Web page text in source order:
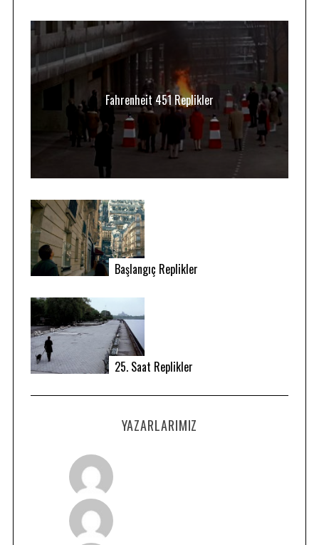
Fahrenheit 451 Replikler
Başlangıç Replikler
25. Saat Replikler
YAZARLARIMIZ